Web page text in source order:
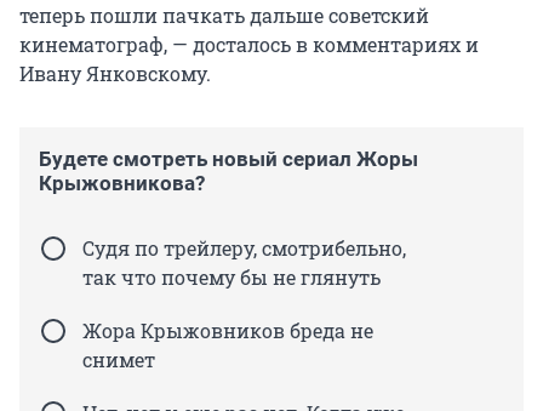
теперь пошли пачкать дальше советский
кинематограф, — досталось в комментариях и
Ивану Янковскому.
Будете смотреть новый сериал Жоры
Крыжовникова?
Судя по трейлеру, смотрибельно,
так что почему бы не глянуть
Жора Крыжовников бреда не
снимет